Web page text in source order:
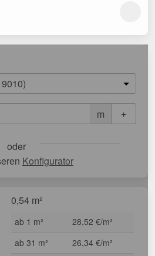
m +
oder
Konfigurator
0,54 m²
ab 1 m²
28,52 €/m²
ab 31 m²
26,34 €/m²